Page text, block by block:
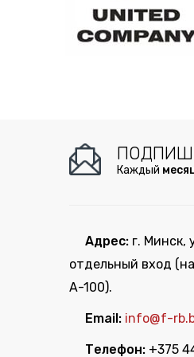
Каждый
Адрес: г. Минск,
отдельный вход
А-100).
Email: info@f-
Телефон: +375